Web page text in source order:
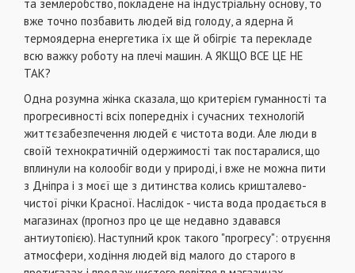
та землеробство, покладене на індустріальну основу, то
вже точно позбавить людей від голоду, а ядерна й
термоядерна енергетика їх ще й обігріє та перекладе
всю важку роботу на плечі машин. А ЯКЩО ВСЕ ЦЕ НЕ
ТАК?
Одна розумна жінка сказала, що критерієм гуманності та
прогресивності всіх попередніх і сучасних технологій
життєзабезпечення людей є чистота води. Але люди в
своїй технократичній одержимості так постаралися, що
вплинули на колообіг води у природі, і вже не можна пити
з Дніпра і з моєї ще з дитинства колись кришталево-
чистої річки Красної. Наслідок - чиста вода продається в
магазинах (прогноз про це ще недавно здавався
антиутопією). Наступний крок такого "прогресу": отруєння
атмосфери, ходіння людей від малого до старого в